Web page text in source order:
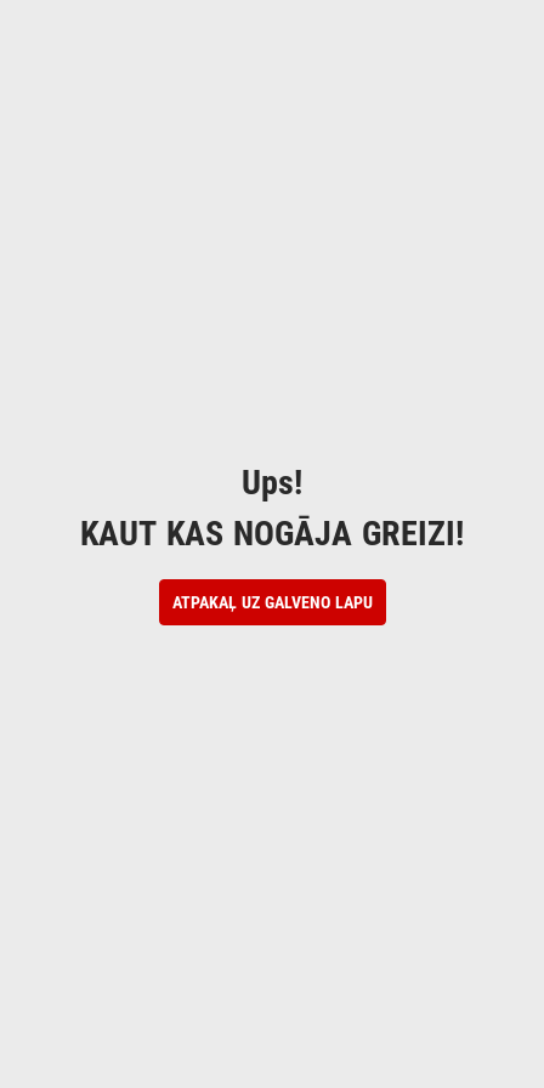
Ups!
KAUT KAS NOGĀJA GREIZI!
ATPAKAĻ UZ GALVENO LAPU